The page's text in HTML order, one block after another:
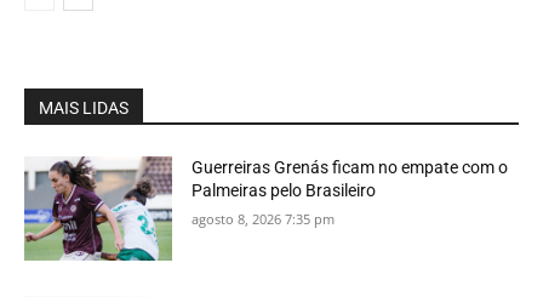
MAIS LIDAS
Guerreiras Grenás ficam no empate com o
Palmeiras pelo Brasileiro
agosto 8, 2026 7:35 pm